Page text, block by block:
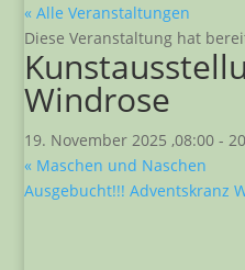
« Alle Veranstaltungen
Diese Veranstaltung hat
Windrose
19. November 2025 ,08:00 -
« Maschen und Naschen
Ausgebucht!!! Adventskranz